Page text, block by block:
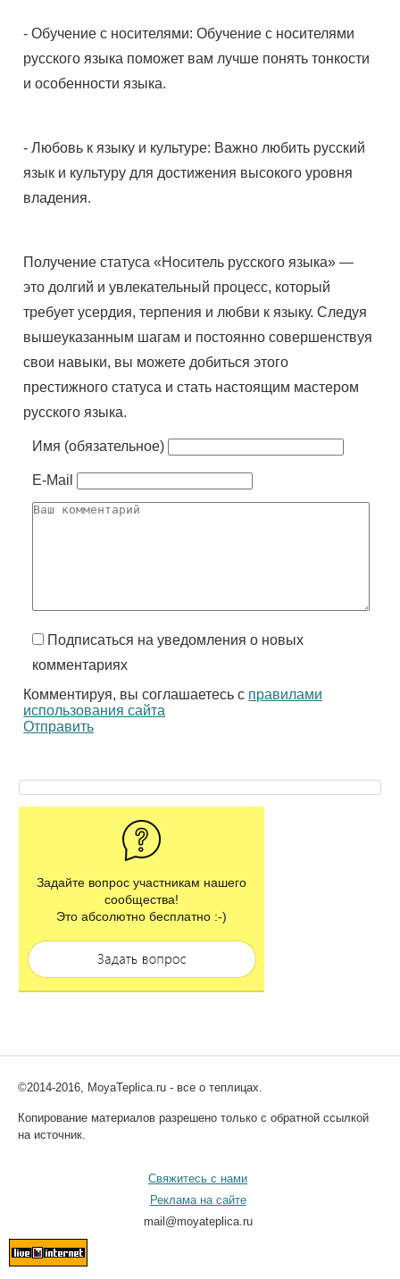
- Обучение с носителями: Обучение с носителями
русского языка поможет вам лучше понять тонкости
и особенности языка.
- Любовь к языку и культуре: Важно любить русский
язык и культуру для достижения высокого уровня
владения.
Получение статуса «Носитель русского языка» —
это долгий и увлекательный процесс, который
требует усердия, терпения и любви к языку. Следуя
вышеуказанным шагам и постоянно совершенствуя
свои навыки, вы можете добиться этого
престижного статуса и стать настоящим мастером
русского языка.
Имя (обязательное)
E-Mail
Подписаться на уведомления о новых
комментариях
Комментируя, вы соглашаетесь с правилами
использования сайта
Отправить
Задайте вопрос участникам нашего
сообщества!
Это абсолютно бесплатно :-)
©2014-2016, MoyaTeplica.ru - все о теплицах.
Копирование материалов разрешено только с обратной ссылкой
на источник.
Свяжитесь с нами
Реклама на сайте
mail@moyateplica.ru